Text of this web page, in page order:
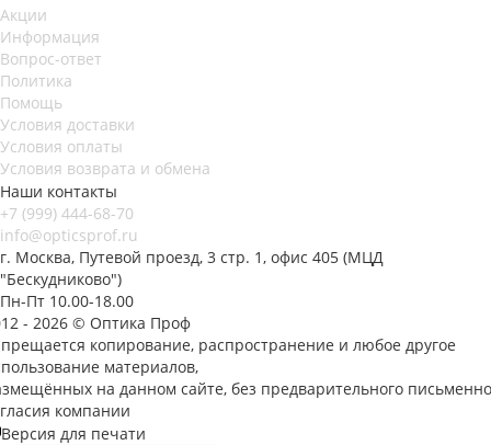
Акции
Информация
Вопрос-ответ
Политика
Помощь
Условия доставки
Условия оплаты
Условия возврата и обмена
Наши контакты
+7 (999) 444-68-70
info@opticsprof.ru
г. Москва, Путевой проезд, 3 стр. 1, офис 405 (МЦД
"Бескудниково")
Пн-Пт 10.00-18.00
- 2026 © Оптика Проф
копирование, распространение и любое другое
материалов,
на данном сайте, без предварительного
компании
Версия для печати